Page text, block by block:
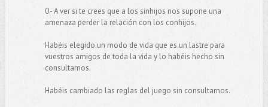
0.- A ver si te crees que a los sinhijos nos supone una
amenaza perder la relación con los conhijos.
Habéis elegido un modo de vida que es un lastre para
vuestros amigos de toda la vida y lo habéis hecho sin
consultarnos.
Habéis cambiado las reglas del juego sin consultarnos.